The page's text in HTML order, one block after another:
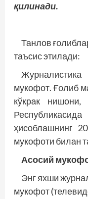
қилинади.
Танлов
таъсис этилади:
мукофот. Ғолиб
кўкрак нишони,
ҳисоблашнинг
мукофоти билан
Асосий
Энг яхши
мукофот